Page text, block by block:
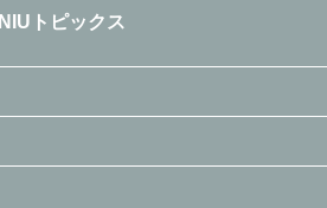
NIUトピックス